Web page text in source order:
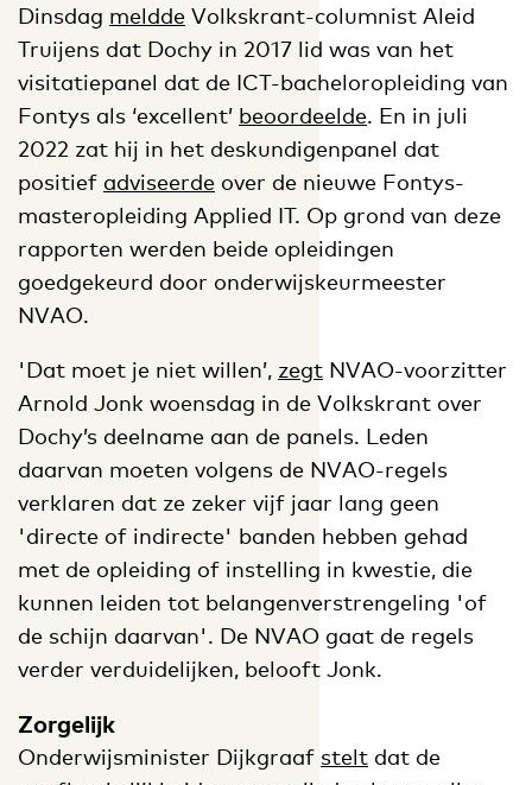
Dinsdag meldde Volkskrant-columnist Aleid
Truijens dat Dochy in 2017 lid was van het
visitatiepanel dat de ICT-bacheloropleiding van
Fontys als ‘excellent’ beoordeelde. En in juli
2022 zat hij in het deskundigenpanel dat
positief adviseerde over de nieuwe Fontys-
masteropleiding Applied IT. Op grond van deze
rapporten werden beide opleidingen
goedgekeurd door onderwijskeurmeester
NVAO.
'Dat moet je niet willen’, zegt NVAO-voorzitter
Arnold Jonk woensdag in de Volkskrant over
Dochy’s deelname aan de panels. Leden
daarvan moeten volgens de NVAO-regels
verklaren dat ze zeker vijf jaar lang geen
'directe of indirecte' banden hebben gehad
met de opleiding of instelling in kwestie, die
kunnen leiden tot belangenverstrengeling 'of
de schijn daarvan'. De NVAO gaat de regels
verder verduidelijken, belooft Jonk.
Zorgelijk
Onderwijsminister Dijkgraaf stelt dat de